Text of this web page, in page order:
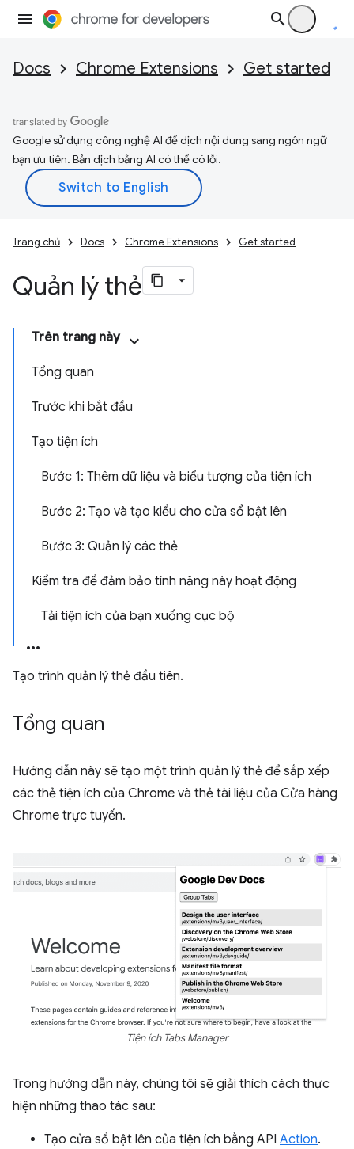
Docs Chrome Extensions Get started
Google sử dụng công nghệ AI để dịch nội dung sang ngôn ngữ
bạn ưu tiên. Bản dịch bằng AI có thể có lỗi.
Trang chủ Docs Chrome Extensions Get started
Quản lý thẻ
Trên trang này
Tổng quan
Trước khi bắt đầu
Tạo tiện ích
Bước 1: Thêm dữ liệu và biểu tượng của tiện ích
Bước 2: Tạo và tạo kiểu cho cửa sổ bật lên
Bước 3: Quản lý các thẻ
Kiểm tra để đảm bảo tính năng này hoạt động
Tải tiện ích của bạn xuống cục bộ
Tạo trình quản lý thẻ đầu tiên.
Tổng quan
Hướng dẫn này sẽ tạo một trình quản lý thẻ để sắp xếp
các thẻ tiện ích của Chrome và thẻ tài liệu của Cửa hàng
Chrome trực tuyến.
Tiện ích Tabs Manager
Trong hướng dẫn này, chúng tôi sẽ giải thích cách thực
hiện những thao tác sau:
Tạo cửa sổ bật lên của tiện ích bằng API Action.